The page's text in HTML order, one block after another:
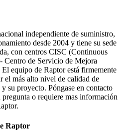
independiente de suministro,
desde 2004 y tiene su sede
con centros CISC (Continuous
Centro de Servicio de Mejora
equipo de Raptor está firmemente
el más alto nivel de calidad de
su proyecto. Póngase en contacto
o requiere mas información
Raptor